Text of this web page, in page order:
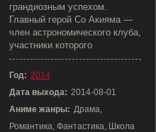
грандиозным успехом.
Главный герой Со Акияма —
член астрономического клуба,
участники которого
Год: 2014
Дата выхода: 2014-08-01
Аниме жанры: Драма,
Романтика, Фантастика, Школа